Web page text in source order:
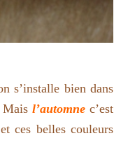
s’installe bien dans
Maisl’automne c’est
ces belles couleurs